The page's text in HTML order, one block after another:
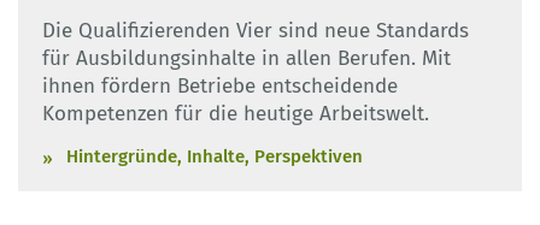
Die Qualifizierenden Vier sind neue Standards
für Ausbildungsinhalte in allen Berufen. Mit
ihnen fördern Betriebe entscheidende
Kompetenzen für die heutige Arbeitswelt.
Hintergründe, Inhalte, Perspektiven